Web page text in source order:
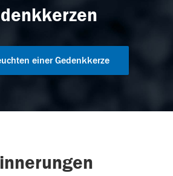
einer Gedenkkerze